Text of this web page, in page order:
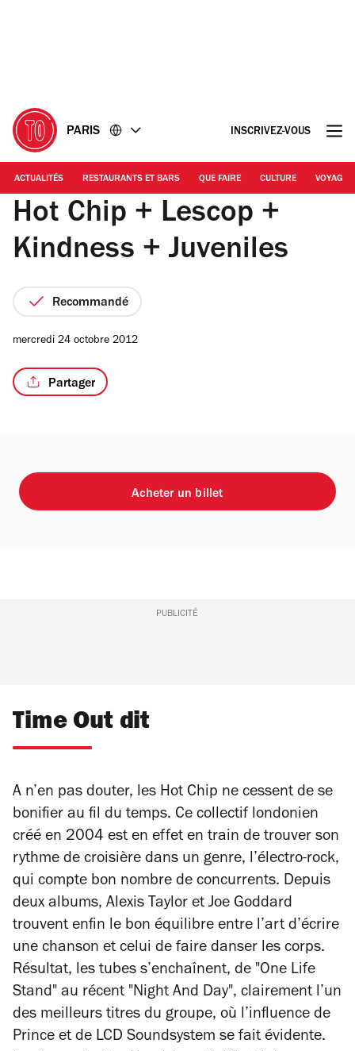
PARIS INSCRIVEZ-VOUS
ACTUALITÉS RESTAURANTS ET BARS QUE FAIRE CULTURE VOYAGE
Hot Chip + Lescop +
Kindness + Juveniles
Recommandé
mercredi 24 octobre 2012
Partager
Acheter un billet
PUBLICITÉ
Time Out dit
A n’en pas douter, les Hot Chip ne cessent de se
bonifier au fil du temps. Ce collectif londonien
créé en 2004 est en effet en train de trouver son
rythme de croisière dans un genre, l’électro-rock,
qui compte bon nombre de concurrents. Depuis
deux albums, Alexis Taylor et Joe Goddard
trouvent enfin le bon équilibre entre l’art d’écrire
une chanson et celui de faire danser les corps.
Résultat, les tubes s’enchaînent, de "One Life
Stand" au récent "Night And Day", clairement l’un
des meilleurs titres du groupe, où l’influence de
Prince et de LCD Soundsystem se fait évidente.